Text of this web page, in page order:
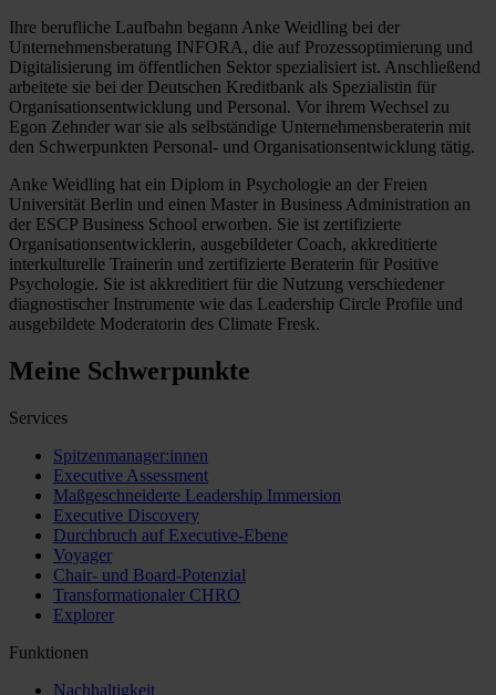
Ihre berufliche Laufbahn begann Anke Weidling bei der
Unternehmensberatung INFORA, die auf Prozessoptimierung und
Digitalisierung im öffentlichen Sektor spezialisiert ist. Anschließend
arbeitete sie bei der Deutschen Kreditbank als Spezialistin für
Organisationsentwicklung und Personal. Vor ihrem Wechsel zu
Egon Zehnder war sie als selbständige Unternehmensberaterin mit
den Schwerpunkten Personal- und Organisationsentwicklung tätig.
Anke Weidling hat ein Diplom in Psychologie an der Freien
Universität Berlin und einen Master in Business Administration an
der ESCP Business School erworben. Sie ist zertifizierte
Organisationsentwicklerin, ausgebildeter Coach, akkreditierte
interkulturelle Trainerin und zertifizierte Beraterin für Positive
Psychologie. Sie ist akkreditiert für die Nutzung verschiedener
diagnostischer Instrumente wie das Leadership Circle Profile und
ausgebildete Moderatorin des Climate Fresk.
Meine Schwerpunkte
Services
Spitzenmanager:innen
Executive Assessment
Maßgeschneiderte Leadership Immersion
Executive Discovery
Durchbruch auf Executive-Ebene
Voyager
Chair- und Board-Potenzial
Transformationaler CHRO
Explorer
Funktionen
Nachhaltigkeit